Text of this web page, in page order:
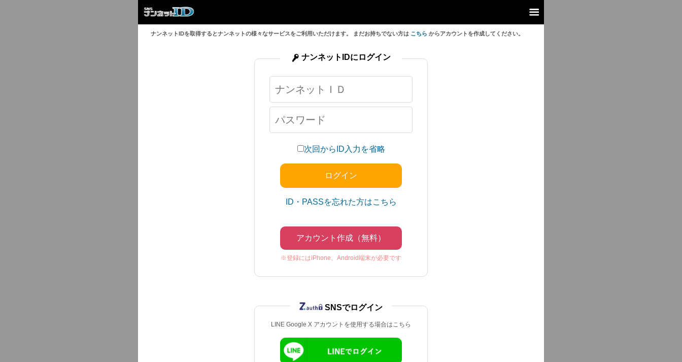
ナンネットIDを取得するとナンネットの様々なサービスをご利用いただけます。 まだお持ちでない方は こちら からアカウントを作成してください。
次回からID入力を省略
ID・PASSを忘れた方はこちら
アカウント作成（無料）
※登録にはiPhone、Android端末が必要です
ナンネットIDにログイン
LINE Google X アカウントを使用する場合はこちら
SNSでログイン